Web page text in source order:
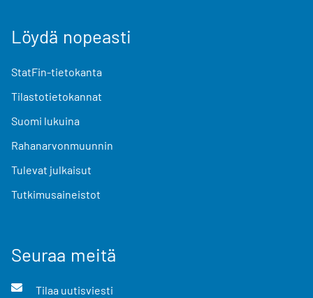
Löydä nopeasti
StatFin-tietokanta
Tilastotietokannat
Suomi lukuina
Rahanarvonmuunnin
Tulevat julkaisut
Tutkimusaineistot
Seuraa meitä
Tilaa uutisviesti